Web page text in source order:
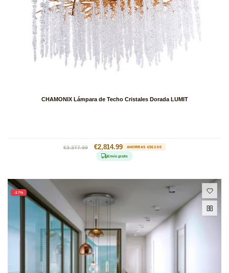
CHAMONIX Lámpara de Techo Cristales Dorada LUMIT
Precio
€3,377.99
Precio
de
oferta
€2,814.99 AHORRAS €563.00
Envío gratis
-17%